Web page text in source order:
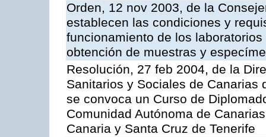
Orden, 12 nov 2003, de la
establecen las condiciones y
funcionamiento de los
obtención de muestras y
Resolución, 27 feb 2004, de la
Sanitarios y Sociales de Canarias
se convoca un Curso de
Comunidad Autónoma de
Canaria y Santa Cruz de Tenerife